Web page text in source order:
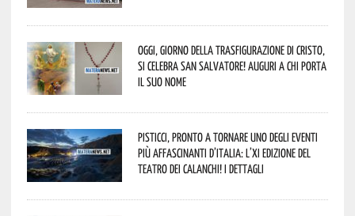
Oggi, giorno della Trasfigurazione di Cristo,
si celebra San Salvatore! Auguri a chi porta
il suo nome
Pisticci, pronto a tornare uno degli eventi
più affascinanti d’Italia: l’XI edizione del
Teatro dei Calanchi! I dettagli